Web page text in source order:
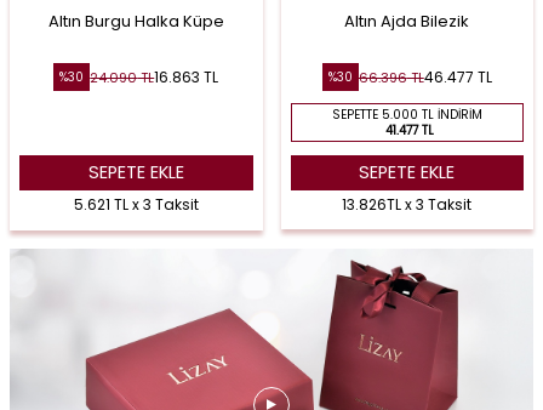
Altın Burgu Halka Küpe
%30 24.090TL16.863 TL
SEPETE EKLE
5.621 TL x 3 Taksit
Altın Ajda Bilezik
%30 66.396TL46.477 TL
SEPETTE 5.000 TL İNDIRIM
41.477 TL
SEPETE EKLE
13.826TL x 3 Taksit